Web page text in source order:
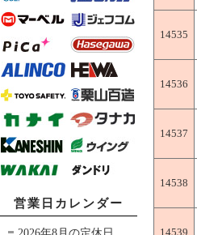
営業日カレンダー
14535
14536
14537
14538
14539